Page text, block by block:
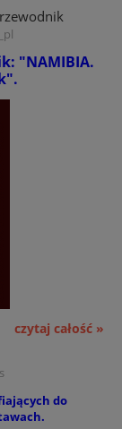
"NAMIBIA.
czytaj całość »
do
Etosha NP"
55,00 zł
55,00 zł